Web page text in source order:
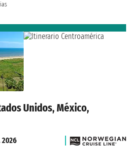
Unidos, México,
2026